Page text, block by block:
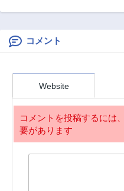
第11話
第9話
第7話
3ヶ月前
第5話
3ヶ月前
第3.3話
コメント
Website
コメントを投稿するには、
要があります